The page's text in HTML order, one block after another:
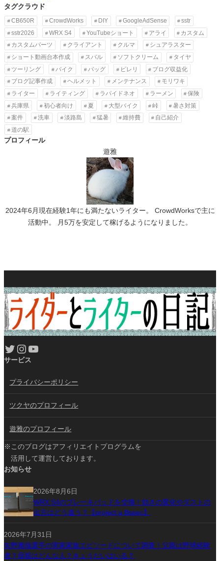
タグクラウド
CB650R CrowdWorks DIY GoogleAdSense
sstr
sstr2026
WRX S4 YouTubeショート アライ
カスタム
カスタムパーツ
クライアント クルマ
シュアラスター
ショート動画台本作成
スバル ソフトクリーム
タイヤ
ツーリング
バイク バッグ ピレリ
ブログ収益化
ブログ記事作成
ヘルメット メンテナンス
モリワキ
ライター
ライティング ラパイドネオ ラーメン
保険
兵庫県
初心者向け 夏 大型バイク 峠
暑さ対策
案件
洗車 淡路島 猛暑 維持費
自己紹介
道の駅
プロフィール
遊雅
2024年6月現在経験1年にも満たないライター。 CrowdWorksで主に
活動中。 月5万を安定して稼げるようになりました。
Twitter Instagram YouTube
サービス
プライバシーポリシー
ツクヤのプロフィール
遊雅のプロフィール
※このブログはアフィリエイトプログラムを
活用して運営しております。
お知らせ
2026年8月6日
WRX S4のブレーキパッドを交換！効きの変化やダストの
出方はどう違う？【project μ Bspec】
2026年7月31日
矢野雅哉選手の実家家族エピソードについて調査！父親は野球経験
者？母親はどんな人？きょうだいはいる？